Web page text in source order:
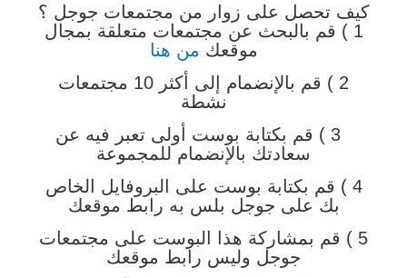
كيف تحصل على زوار من مجتمعات جوجل ؟
1 ) قم بالبحث عن مجتمعات متعلقة بمجال
موقعك من هنا
2 ) قم بالإنضمام إلى أكثر 10 مجتمعات
نشطة
3 ) قم بكتابة بوست أولى تعبر فيه عن
سعادتك بالإنضمام للمجموعة
4 ) قم بكتابة بوست على البروفايل الخاص
بك على جوجل بلس به رابط موقعك
5 ) قم بمشاركة هذا البوست على مجتمعات
جوجل وليس رابط موقعك